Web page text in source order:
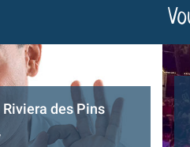
des Pins